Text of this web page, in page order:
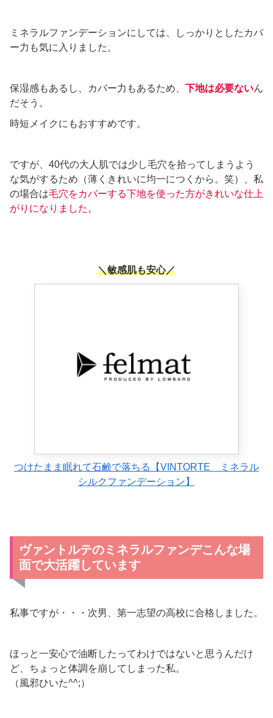
ミネラルファンデーションにしては、しっかりとしたカバ
ー力も気に入りました。
保湿感もあるし、カバー力もあるため、 下地は必要ないん
だそう。
時短メイクにもおすすめです。
ですが、40代の大人肌では少し毛穴を拾ってしまうよう
な気がするため（薄くきれいに均一につくから。笑）、私
の場合は毛穴をカバーする下地を使った方がきれいな仕上
がりになりました 。
＼敏感肌も安心／
つけたまま眠れて石鹸で落ちる【VINTORTE ミネラル
シルクファンデーション】
ヴァントルテのミネラルファンデこんな場
面で大活躍しています
私事ですが・・・次男、第一志望の高校に合格しました。
ほっと一安心で油断したってわけではないと思うんだけ
ど、ちょっと体調を崩してしまった私。
（風邪ひいた^^;）